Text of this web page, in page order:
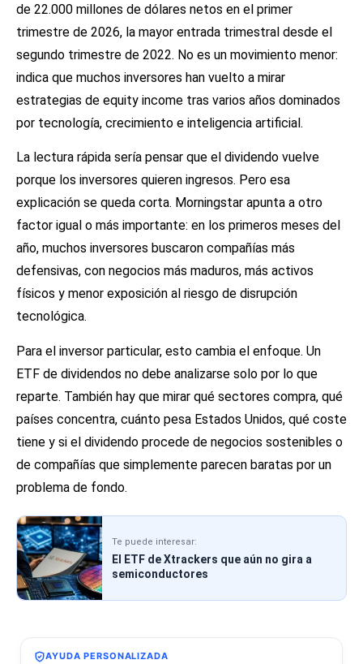
de 22.000 millones de dólares netos en el primer
trimestre de 2026, la mayor entrada trimestral desde el
segundo trimestre de 2022. No es un movimiento menor:
indica que muchos inversores han vuelto a mirar
estrategias de equity income tras varios años dominados
por tecnología, crecimiento e inteligencia artificial.
La lectura rápida sería pensar que el dividendo vuelve
porque los inversores quieren ingresos. Pero esa
explicación se queda corta. Morningstar apunta a otro
factor igual o más importante: en los primeros meses del
año, muchos inversores buscaron compañías más
defensivas, con negocios más maduros, más activos
físicos y menor exposición al riesgo de disrupción
tecnológica.
Para el inversor particular, esto cambia el enfoque. Un
ETF de dividendos no debe analizarse solo por lo que
reparte. También hay que mirar qué sectores compra, qué
países concentra, cuánto pesa Estados Unidos, qué coste
tiene y si el dividendo procede de negocios sostenibles o
de compañías que simplemente parecen baratas por un
problema de fondo.
Te puede interesar:
El ETF de Xtrackers que aún no gira a
semiconductores
AYUDA PERSONALIZADA